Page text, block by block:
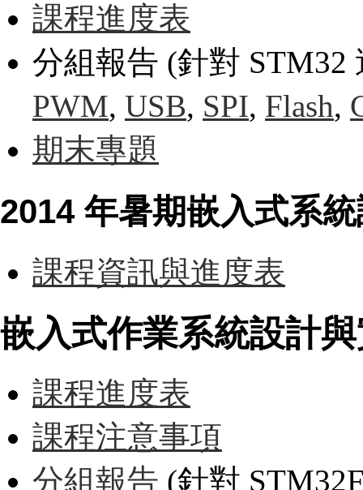
課程進度表
分組報告 (針對 STM32
PWM, USB, SPI, Flash,
期末專題
2014 年暑期嵌入式系
課程資訊與進度表
嵌入式作業系統設計
課程進度表
課程注意事項
分組報告 (針對